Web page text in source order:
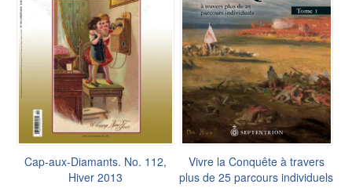
Cap-aux-Diamants. No. 112,
Hiver 2013
Vivre la Conquête à travers
plus de 25 parcours individuels